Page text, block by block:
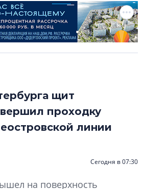
щит
проходку
линии
Сегодня в 07:30
на поверхность